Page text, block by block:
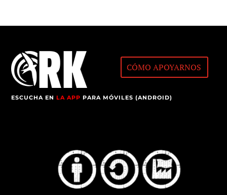
CÓMO APOYARNOS
ESCUCHA ENLA APP PARA MÓVILES (ANDROID)